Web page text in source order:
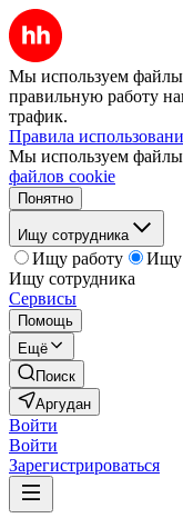
Мы используем файлы
правильную работу
трафик.
Правила
Мы используем файлы
файлов cookie
Понятно
Ищу сотрудника
Ищу работу
Ищу
Ищу сотрудника
Сервисы
Помощь
Ещё
Поиск
Аргудан
Войти
Войти
Зарегистрироваться